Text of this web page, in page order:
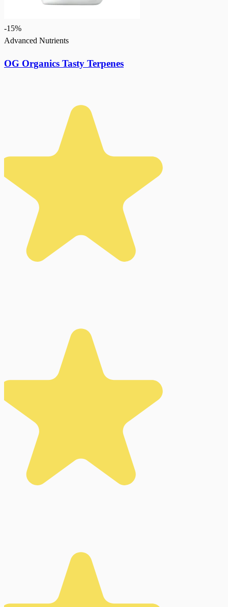
-15%
Advanced Nutrients
OG Organics Tasty Terpenes